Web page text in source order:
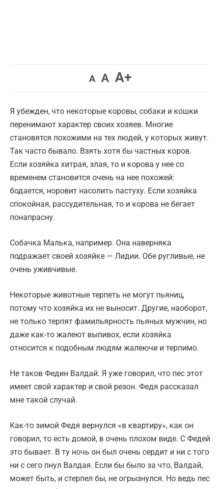
AУменьшить
AВернуть
A+Увеличить
Я убежден, что некоторые коровы, собаки и кошки
перенимают характер своих хозяев. Многие
становятся похожими на тех людей, у которых живут.
Так часто бывало. Взять хотя бы частных коров.
Если хозяйка хитрая, злая, то и корова у нее со
временем становится очень на нее похожей:
бодается, норовит насолить пастуху. Если хозяйка
спокойная, рассудительная, то и корова не бегает
понапрасну.
Собачка Малька, например. Она наверняка
подражает своей хозяйке — Лидии. Обе ругливые, не
очень уживчивые.
Некоторые животные терпеть не могут пьяниц,
потому что хозяйка их не выносит. Другие, наоборот,
не только терпят фамильярность пьяных мужчин, но
даже как-то жалеют выпивох, если хозяйка
относится к подобным людям жалеючи и терпимо.
Не таков Федин Валдай. Я уже говорил, что пес этот
имеет свой характер и свой резон. Федя рассказал
мне такой случай.
Как-то зимой Федя вернулся «в квартиру», как он
говорил, то есть домой, в очень плохом виде. С Федей
это бывает. В ту ночь он был очень сердит и ни с того
ни с сего пнул Валдая. Если бы было за что, Валдай,
может быть, и стерпел бы, не огрызнулся. Но ведь пес